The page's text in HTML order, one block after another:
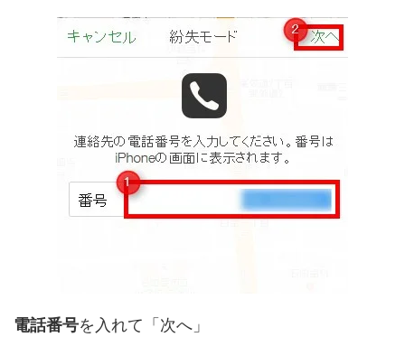
電話番号を入れて「次へ」